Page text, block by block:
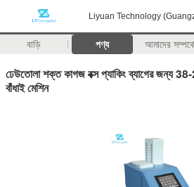
Liyuan Technology
বাড়ি পণ্য আমাদের
ঢেউতোলা শক্ত কাগজ বক্স প্যাকিং ব্যাগের জন্য
বাঁধাই মেশিন